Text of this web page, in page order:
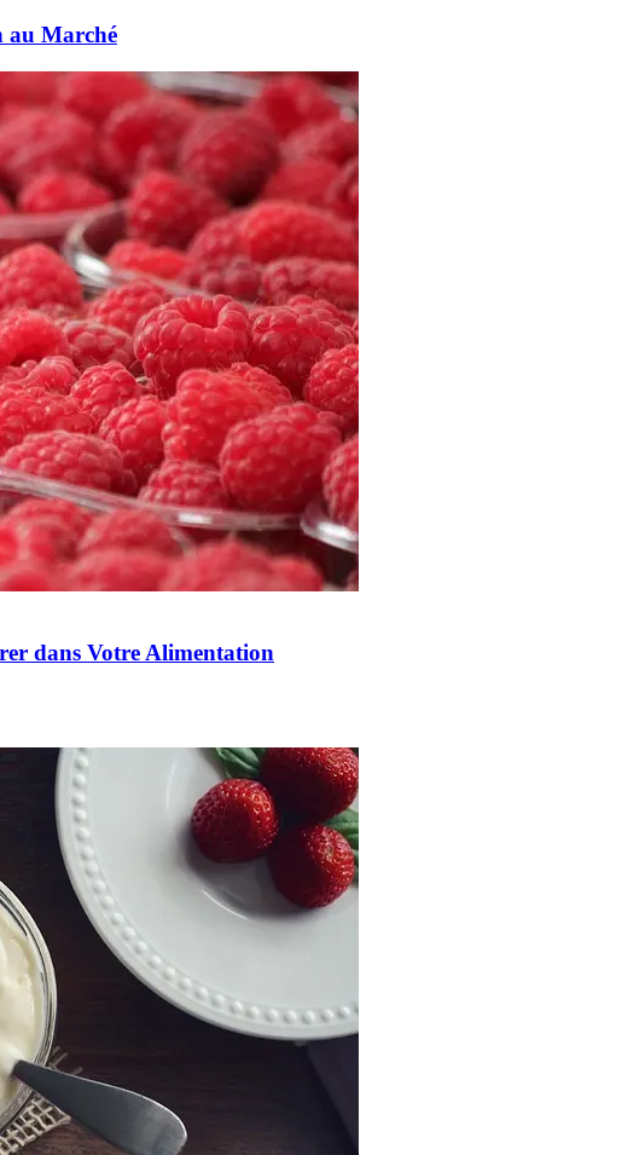
au Marché
dans Votre Alimentation